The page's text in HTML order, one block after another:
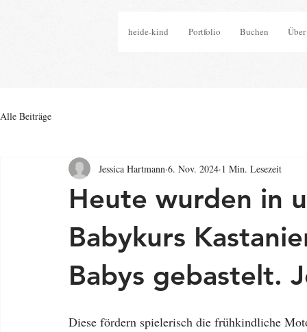
heide-kind Portfolio Buchen
Alle Beiträge
Heute wurden in
Babykurs
Babys gebastelt.
Jessica Hartmann 6. Nov. 2024 1 Min. Lesezeit
Diese fördern spielerisch die frühkindliche